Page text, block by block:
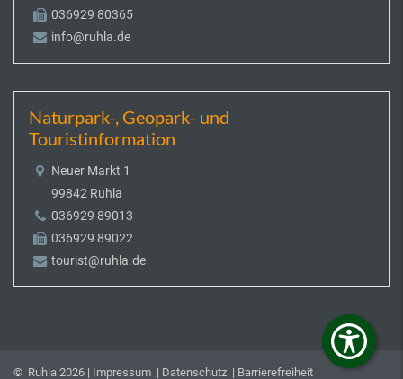
036929 80365
info@ruhla.de
Naturpark-, Geopark- und
Touristinformation
Neuer Markt 1
99842 Ruhla
036929 89013
036929 89022
tourist@ruhla.de
© Ruhla 2026 | Impressum | Datenschutz | Barrierefreiheit